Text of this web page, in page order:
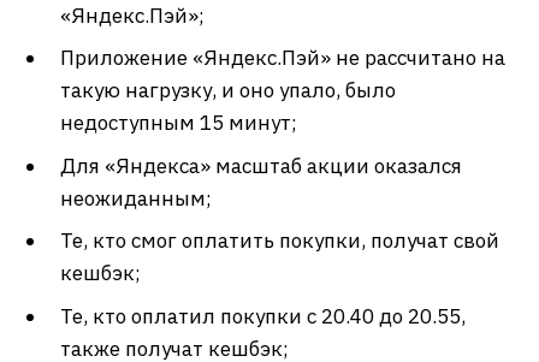
«Яндекс.Пэй»;
Приложение «Яндекс.Пэй» не рассчитано на
такую нагрузку, и оно упало, было
недоступным 15 минут;
Для «Яндекса» масштаб акции оказался
неожиданным;
Те, кто смог оплатить покупки, получат свой
кешбэк;
Те, кто оплатил покупки с 20.40 до 20.55,
также получат кешбэк;